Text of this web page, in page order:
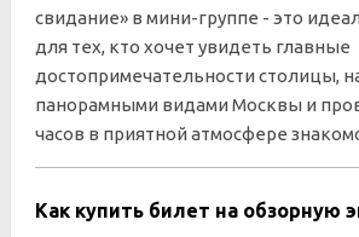
свидание» в мини-группе - это
для тех, кто хочет увидеть главные
достопримечательности столицы,
панорамными видами Москвы и
часов в приятной атмосфере
Как купить билет на обзорную